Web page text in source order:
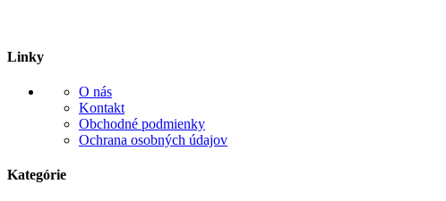
Linky
O nás
Kontakt
Obchodné podmienky
Ochrana osobných údajov
Kategórie